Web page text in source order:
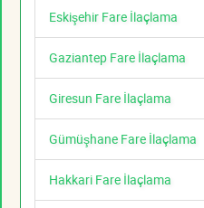
Eskişehir Fare İlaçlama
Gaziantep Fare İlaçlama
Giresun Fare İlaçlama
Gümüşhane Fare İlaçlama
Hakkari Fare İlaçlama